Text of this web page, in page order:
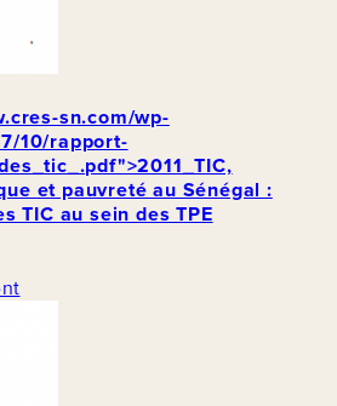
sn.com/wp-
10/rapport-
et pauvreté au Sénégal :
TIC au sein des TPE